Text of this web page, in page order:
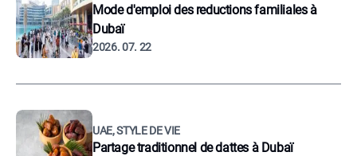
Mode d'emploi des reductions familiales à
Dubaï
2026. 07. 22
UAE, STYLE DE VIE
Partage traditionnel de dattes à Dubaï